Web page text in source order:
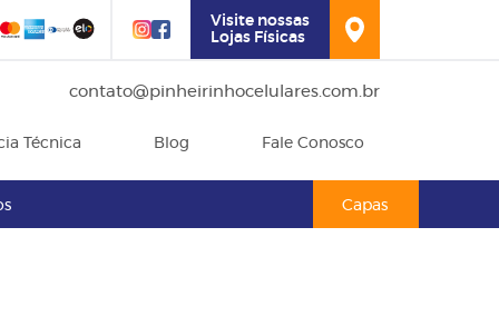
Visite nossas
Lojas Físicas
contato@pinheirinhocelulares.com.br
Técnica Blog Fale Conosco
Capas